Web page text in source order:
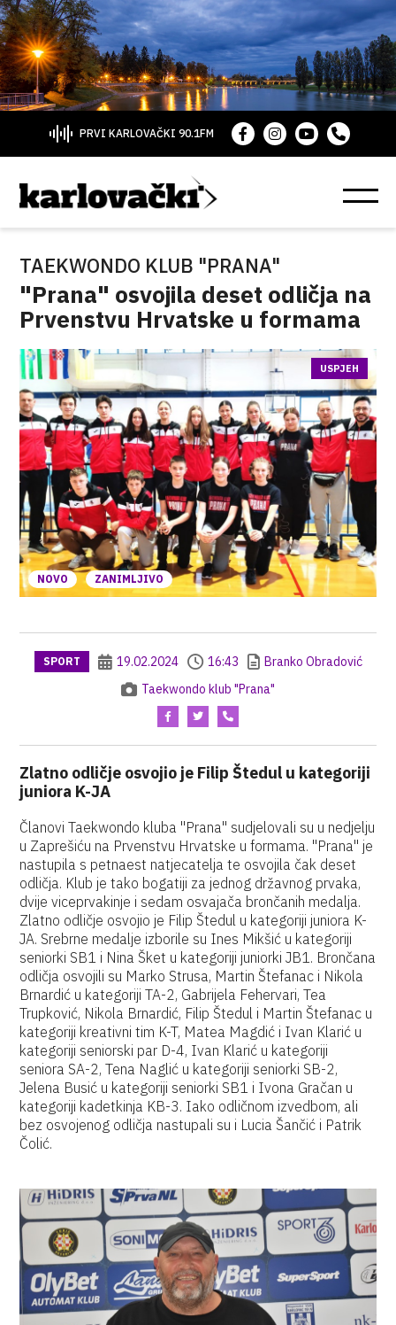
PRVI KARLOVAČKI 90.1FM
TAEKWONDO KLUB "PRANA"
"Prana" osvojila deset odličja na
Prvenstvu Hrvatske u formama
NOVO ZANIMLJIVO
USPJEH
SPORT 19.02.2024 16:43
Branko Obradović
Taekwondo klub "Prana"
Zlatno odličje osvojio je Filip Štedul u kategoriji
juniora K-JA
Članovi Taekwondo kluba "Prana" sudjelovali su u nedjelju
u Zaprešiću na Prvenstvu Hrvatske u formama. "Prana" je
nastupila s petnaest natjecatelja te osvojila čak deset
odličja. Klub je tako bogatiji za jednog državnog prvaka,
dvije viceprvakinje i sedam osvajača brončanih medalja.
Zlatno odličje osvojio je Filip Štedul u kategoriji juniora K-
JA. Srebrne medalje izborile su Ines Mikšić u kategoriji
seniorki SB1 i Nina Šket u kategoriji juniorki JB1. Brončana
odličja osvojili su Marko Strusa, Martin Štefanac i Nikola
Brnardić u kategoriji TA-2, Gabrijela Fehervari, Tea
Trupković, Nikola Brnardić, Filip Štedul i Martin Štefanac u
kategoriji kreativni tim K-T, Matea Magdić i Ivan Klarić u
kategoriji seniorski par D-4, Ivan Klarić u kategoriji
seniora SA-2, Tena Naglić u kategoriji seniorki SB-2,
Jelena Busić u kategoriji seniorki SB1 i Ivona Gračan u
kategoriji kadetkinja KB-3. Iako odličnom izvedbom, ali
bez osvojenog odličja nastupali su i Lucia Šančić i Patrik
Čolić.